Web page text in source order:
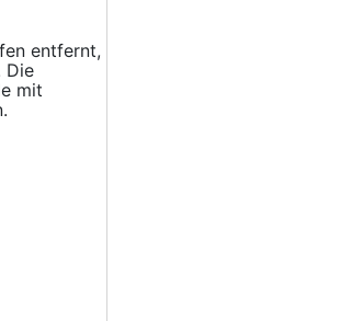
entfernt,
Die
mit